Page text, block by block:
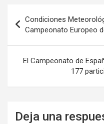
de
entradas
Condiciones
Campeonato Europeo
El Campeonato de
177
Deja una